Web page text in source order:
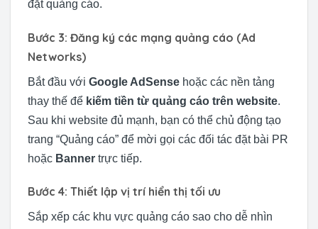
đặt quảng cáo.
Bước 3: Đăng ký các mạng quảng cáo (Ad
Networks)
Bắt đầu với Google AdSense hoặc các nền tảng
thay thế để kiếm tiền từ quảng cáo trên website.
Sau khi website đủ mạnh, bạn có thể chủ động tạo
trang “Quảng cáo” để mời gọi các đối tác đặt bài PR
hoặc Banner trực tiếp.
Bước 4: Thiết lập vị trí hiển thị tối ưu
Sắp xếp các khu vực quảng cáo sao cho dễ nhìn